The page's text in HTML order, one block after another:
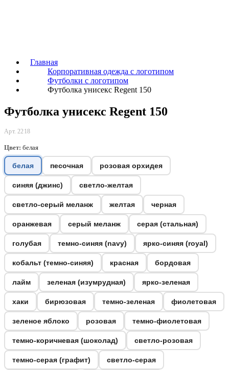
Главная
Корпоративная одежда с логотипом
Футболки с логотипом
Футболка унисекс Regent 150
Футболка унисекс Regent 150
Арт. 2218
Цвет: белая
белая песочная розовая орхидея
синяя (джинс) светло-желтая
светло-серый меланж желтая черная
оранжевая серый меланж серая (стальная)
голубая темно-синяя (navy) ярко-синяя (royal)
кобальт (темно-синяя) красная бордовая
лайм зеленая (изумрудная) ярко-зеленая
хаки бирюзовая темно-зеленая фиолетовая
зеленое яблоко розовая темно-фиолетовая
темно-коричневая (шоколад) светло-розовая
темно-серая (графит) светло-серая